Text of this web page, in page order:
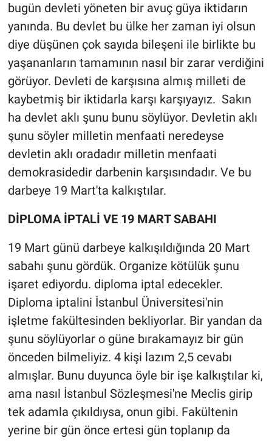
bugün devleti yöneten bir avuç güya iktidarın
yanında. Bu devlet bu ülke her zaman iyi olsun
diye düşünen çok sayıda bileşeni ile birlikte bu
yaşananların tamamının nasıl bir zarar verdiğini
görüyor. Devleti de karşısına almış milleti de
kaybetmiş bir iktidarla karşı karşıyayız. Sakın
ha devlet aklı şunu bunu söylüyor. Devletin aklı
şunu söyler milletin menfaati neredeyse
devletin aklı oradadır milletin menfaati
demokrasidedir darbenin karşısındadır. Ve bu
darbeye 19 Mart'ta kalkıştılar.
DİPLOMA İPTALİ VE 19 MART SABAHI
19 Mart günü darbeye kalkışıldığında 20 Mart
sabahı şunu gördük. Organize kötülük şunu
işaret ediyordu. diploma iptal edecekler.
Diploma iptalini İstanbul Üniversitesi'nin
işletme fakültesinden bekliyorlar. Bir yandan da
şunu söylüyorlar o güne bırakamayız bir gün
önceden bilmeliyiz. 4 kişi lazım 2,5 cevabı
almışlar. Bunu duyunca öyle bir işe kalkıştılar ki,
ama nasıl İstanbul Sözleşmesi'ne Meclis girip
tek adamla çıkıldıysa, onun gibi. Fakültenin
yerine bir gün önce ertesi gün toplanıp da